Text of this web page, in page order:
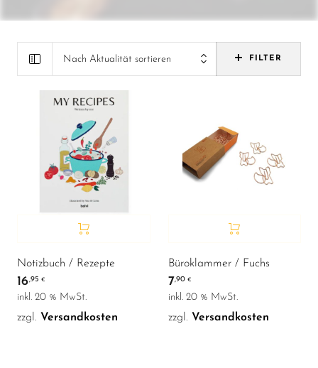
Nach Aktualität sortieren FILTER
Notizbuch / Rezepte
16,95 €
inkl. 20 % MwSt.
zzgl. Versandkosten
Büroklammer / Fuchs
7,90€
inkl. 20 % MwSt.
zzgl. Versandkosten